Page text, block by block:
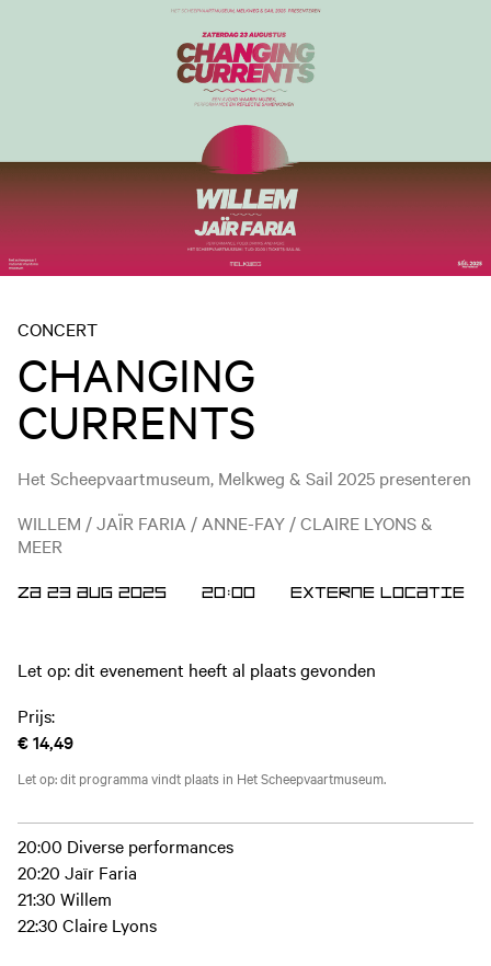
CONCERT
CHANGING
CURRENTS
Het Scheepvaartmuseum, Melkweg & Sail 2025 presenteren
WILLEM / JAÏR FARIA / ANNE-FAY / CLAIRE LYONS &
MEER
ZA 23 AUG 2025 20:00 Externe locatie
Let op: dit evenement heeft al plaats gevonden
Prijs:
€ 14,49
Let op: dit programma vindt plaats in Het Scheepvaartmuseum.
20:00 Diverse performances
20:20 Jaïr Faria
21:30 Willem
22:30 Claire Lyons